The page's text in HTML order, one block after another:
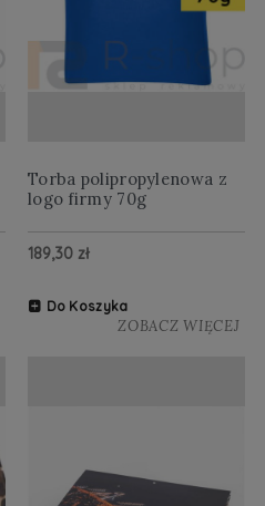
Torba polipropylenowa z
logo firmy 70g
189,30 zł
Do Koszyka
ZOBACZ WIĘCEJ